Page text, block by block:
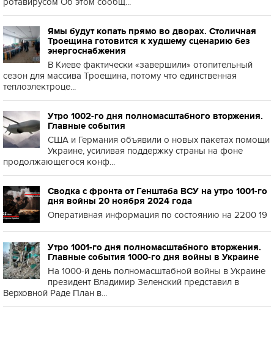
Ямы будут копать прямо во дворах. Столичная
Троещина готовится к худшему сценарию без
энергоснабжения
В Киеве фактически «завершили» отопительный
сезон для массива Троещина, потому что единственная
теплоэлектроце...
Утро 1002-го дня полномасштабного вторжения.
Главные события
США и Германия объявили о новых пакетах помощи
Украине, усиливая поддержку страны на фоне
продолжающегося конф...
Сводка с фронта от Генштаба ВСУ на утро 1001-го
дня войны 20 ноября 2024 года
Оперативная информация по состоянию на 2200 19
Утро 1001-го дня полномасштабного вторжения.
Главные события 1000-го дня войны в Украине
На 1000-й день полномасштабной войны в Украине
президент Владимир Зеленский представил в
Верховной Раде План в...